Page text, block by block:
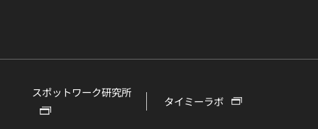
スポットワーク研究所
タイミーラボ